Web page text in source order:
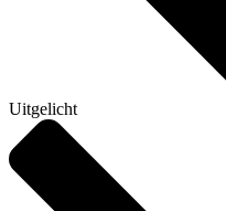
Uitgelicht